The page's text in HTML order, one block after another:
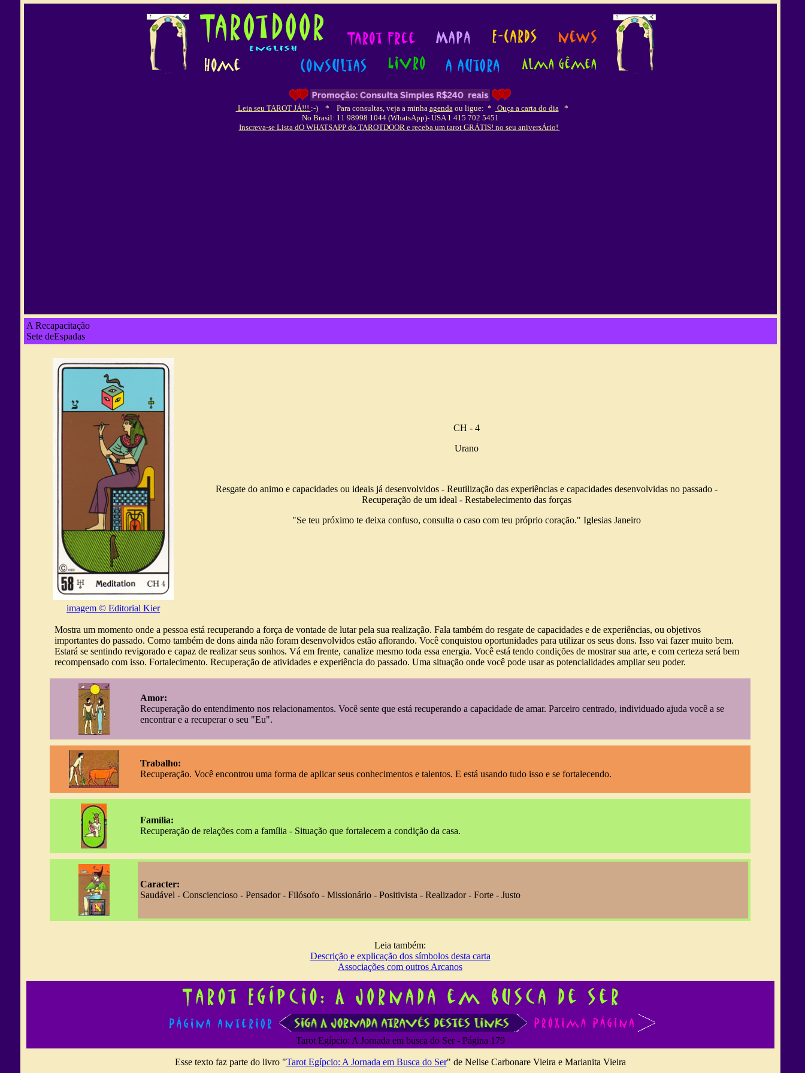
Leia seu TAROT JÁ!!! :-) * Para consultas, veja a minha agendaou ligue: * Ouça a carta do dia
*
No Brasil: 11 98998 1044 (WhatsApp)- USA 1 415 702 5451
Inscreva-se Lista dO WHATSAPP do TAROTDOOR e receba um tarot GRÁTIS! no seu aniversÁrio!
A Recapacitação
Sete deEspadas
imagem © Editorial Kier
CH - 4
Urano
Resgate do animo e capacidades ou ideais já desenvolvidos - Reutilização das experiências e capacidades desenvolvidas no passado -
Recuperação de um ideal - Restabelecimento das forças
"Se teu próximo te deixa confuso, consulta o caso com teu próprio coração." Iglesias Janeiro
Mostra um momento onde a pessoa está recuperando a força de vontade de lutar pela sua realização. Fala também do resgate de capacidades e de experiências, ou objetivos
importantes do passado. Como também de dons ainda não foram desenvolvidos estão aflorando. Você conquistou oportunidades para utilizar os seus dons. Isso vai fazer muito bem.
Estará se sentindo revigorado e capaz de realizar seus sonhos. Vá em frente, canalize mesmo toda essa energia. Você está tendo condições de mostrar sua arte, e com certeza será bem
recompensado com isso. Fortalecimento. Recuperação de atividades e experiência do passado. Uma situação onde você pode usar as potencialidades ampliar seu poder.
Amor:
Recuperação do entendimento nos relacionamentos. Você sente que está recuperando a capacidade de amar. Parceiro centrado, individuado ajuda você a se
encontrar e a recuperar o seu "Eu".
Trabalho:
Recuperação. Você encontrou uma forma de aplicar seus conhecimentos e talentos. E está usando tudo isso e se fortalecendo.
Família:
Recuperação de relações com a família - Situação que fortalecem a condição da casa.
Caracter:
Saudável - Consciencioso - Pensador - Filósofo - Missionário - Positivista - Realizador - Forte - Justo
Leia também:
Descrição e explicação dos símbolos desta carta
Associações com outros Arcanos
Tarot Egípcio: A Jornada em busca do Ser - Página 179
Esse texto faz parte do livro "Tarot Egípcio: A Jornada em Busca do Ser" de Nelise Carbonare Vieira e Marianita Vieira